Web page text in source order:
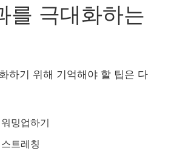
를 극대화하는
하기 위해 기억해야 할 팁은 다
밍업하기
트레칭